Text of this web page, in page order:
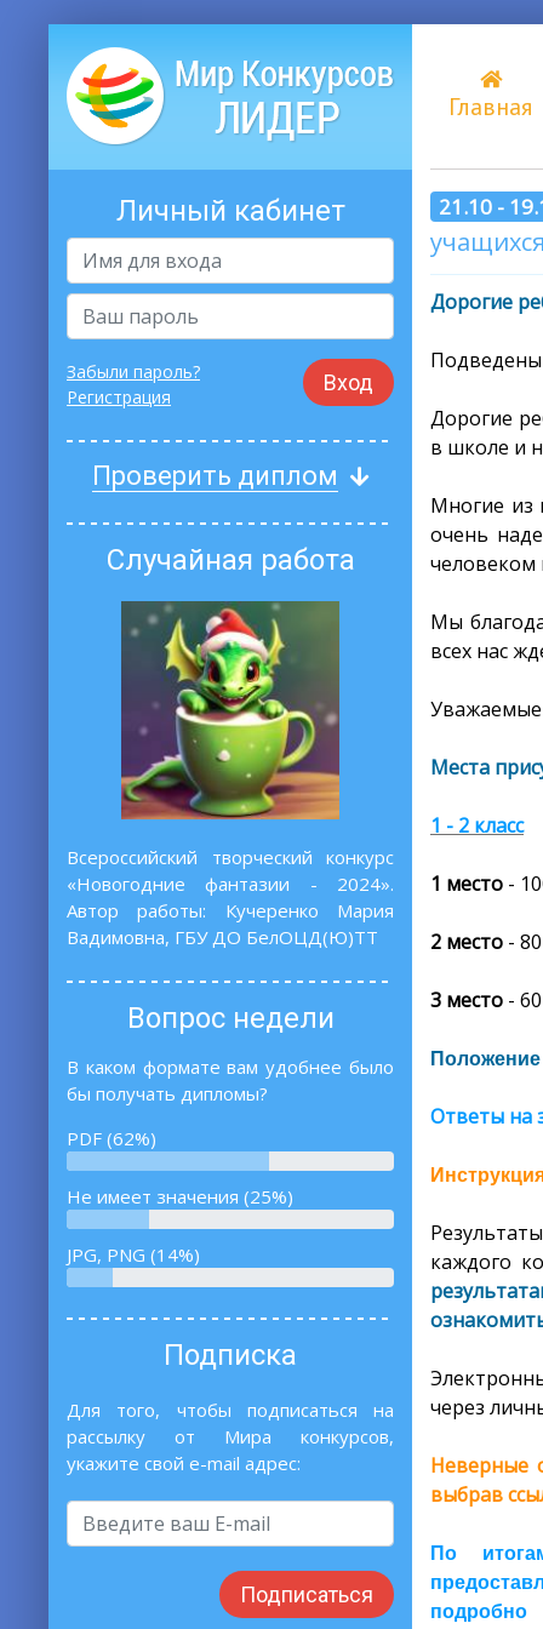
Главная
Личный кабинет
Вход
Забыли пароль?
Регистрация
Проверить диплом
Случайная работа
Всероссийский творческий конкурс
«Новогодние фантазии - 2024».
Автор работы: Кучеренко Мария
Вадимовна, ГБУ ДО БелОЦД(Ю)ТТ
Вопрос недели
В каком формате вам удобнее было
бы получать дипломы?
PDF (62%)
Не имеет значения (25%)
JPG, PNG (14%)
Подписка
Для того, чтобы подписаться на
рассылку от Мира конкурсов,
укажите свой e-mail адрес:
Подписаться
21.10 -
Дорогие
Подведены
Дорогие
в школе и
Многие из
очень
человеком
Мы
всех нас
Уважаемые
Места
1 - 2 класс
1 место -
2 место -
3 место -
Ответы на
каждого
через
Неверные
выбрав
По
подробно